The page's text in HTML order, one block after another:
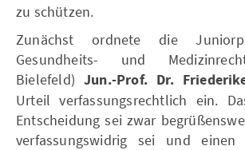
zu schützen.
Zunächst ordnete die
Gesundheits- und
Bielefeld)Jun.-Prof. Dr.
Urteil verfassungsrechtlich ein.
Entscheidung sei zwar
verfassungswidrig sei und